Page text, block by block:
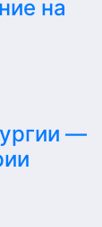
на
—